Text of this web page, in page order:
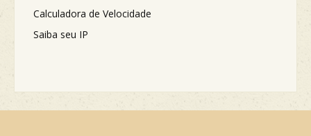
Calculadora de Velocidade
Saiba seu IP